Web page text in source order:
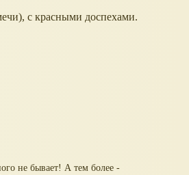
с красными доспехами.
не бывает! А тем более -